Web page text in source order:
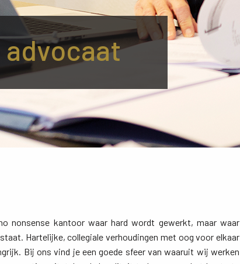
nonsense kantoor waar hard wordt gewerkt, maar waar
Hartelijke, collegiale verhoudingen met oog voor elkaar
Bij ons vind je een goede sfeer van waaruit wij werken